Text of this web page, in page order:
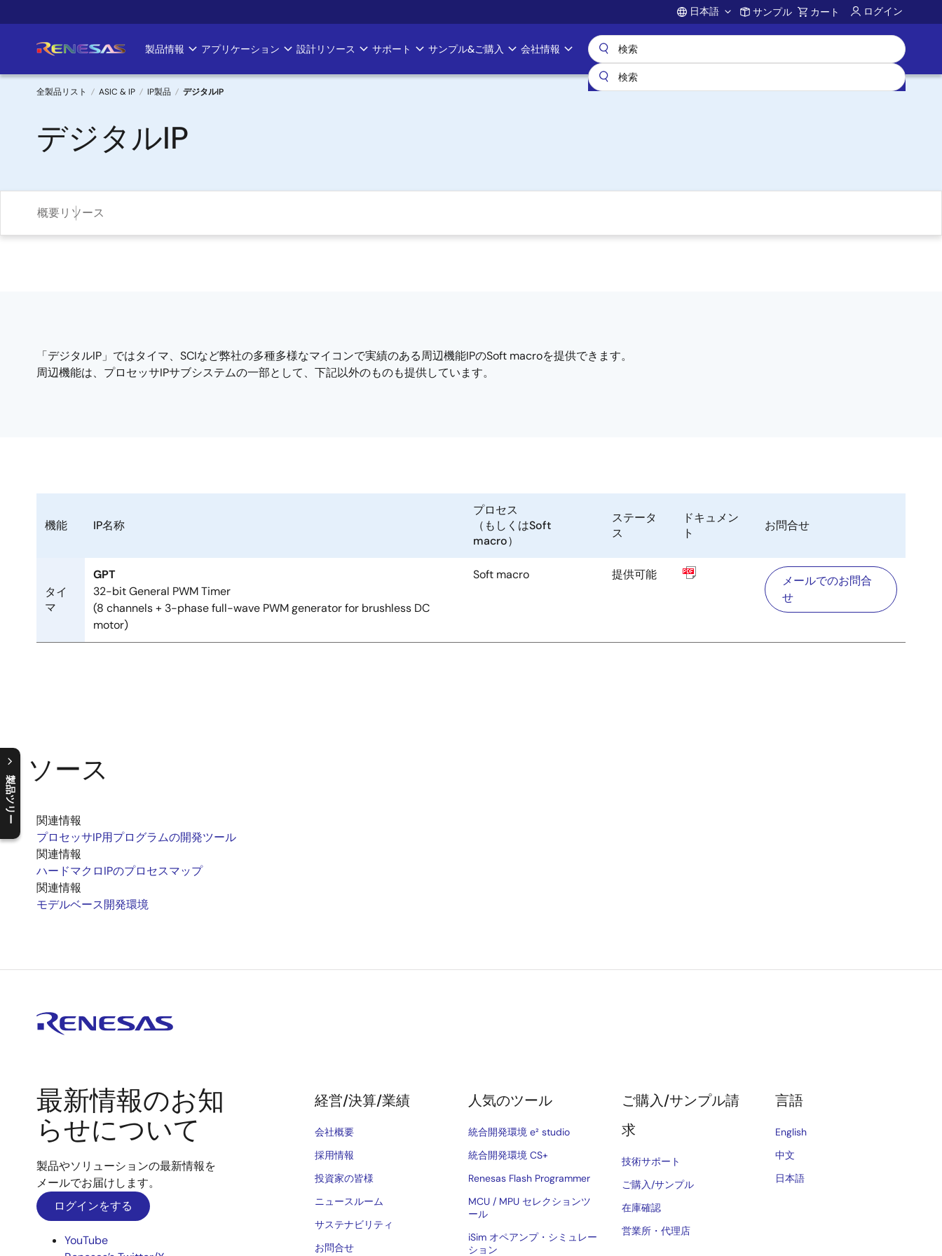
イ
ン
Account
日本語 サンプル カート ログイン
Main
navigation
製品情報 アプリケーション 設計リソース サポート サンプル&ご購入 会社情報
パ
ン
く
ず
全製品リスト ASIC & IP IP製品 デジタルIP
デジタルIP
概要リソース
製品ツリー
C
l
o
s
e
p
r
o
d
u
c
t
t
r
e
e
m
e
n
O
p
e
n
p
r
o
d
u
c
t
t
r
e
e
m
e
n
「デジタルIP」ではタイマ、SCIなど弊社の多種多様なマイコンで実績のある周辺機能IPのSoft macroを提供できます。
周辺機能は、プロセッサIPサブシステムの一部として、下記以外のものも提供しています。
機能 IP名称
プロセス
（もしくはSoft
macro）
ステータ
ス
ドキュメン
ト
お問合せ
タイ
マ
GPT
32-bit General PWM Timer
(8 channels + 3-phase full-wave PWM generator for brushless DC
motor)
Soft macro 提供可能
メールでのお問合
せ
リソース
関連情報
プロセッサIP用プログラムの開発ツール
関連情報
ハードマクロIPのプロセスマップ
関連情報
モデルベース開発環境
最新情報のお知
らせについて
製品やソリューションの最新情報を
メールでお届けします。
ログインをする
YouTube
経営/決算/業績
会社概要
採用情報
投資家の皆様
ニュースルーム
サステナビリティ
お問合せ
人気のツール
統合開発環境 e² studio
統合開発環境 CS+
Renesas Flash Programmer
MCU / MPU セレクションツ
ール
iSim オペアンプ・シミュレー
ション
ご購入/サンプル請
求
技術サポート
ご購入/サンプル
在庫確認
営業所・代理店
言語
English
中文
日本語